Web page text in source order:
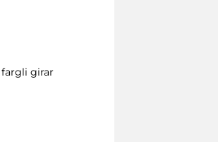
girar